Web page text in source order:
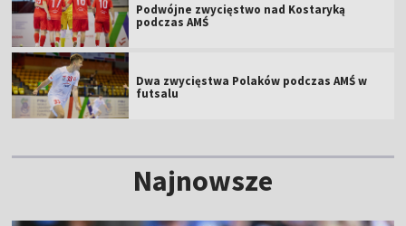
Podwójne zwycięstwo nad Kostaryką
podczas AMŚ
Dwa zwycięstwa Polaków podczas AMŚ w
futsalu
Najnowsze